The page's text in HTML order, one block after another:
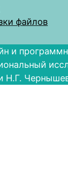
файлов
и
Н.Г.